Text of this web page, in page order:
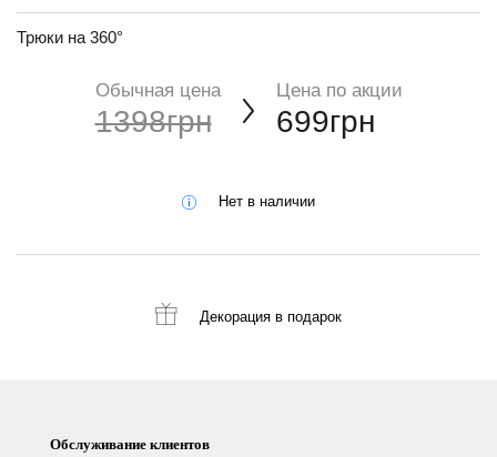
Трюки на 360°
Обычная цена
1398грн
Цена по акции
699грн
Нет в наличии
Декорация в подарок
Обслуживание клиентов